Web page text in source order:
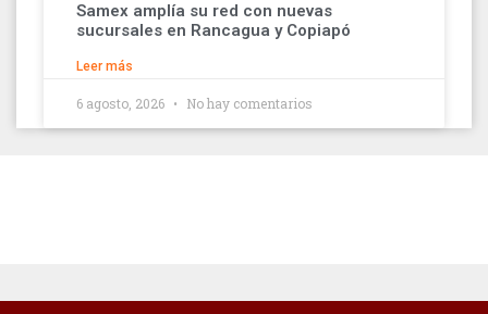
Samex amplía su red con nuevas
sucursales en Rancagua y Copiapó
Leer más
6 agosto, 2026 No hay comentarios